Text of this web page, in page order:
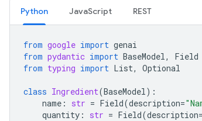
Python JavaScript REST
from google import genai
from pydantic import BaseModel,
Field
from typing import List, Optional
class Ingredient(BaseModel):
name : str = Field(description=
quantity : str = Field(description=